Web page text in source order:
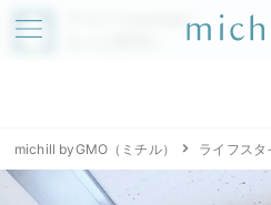
アプリでmichillが
michill byGMO（ミチル） ライフスタ